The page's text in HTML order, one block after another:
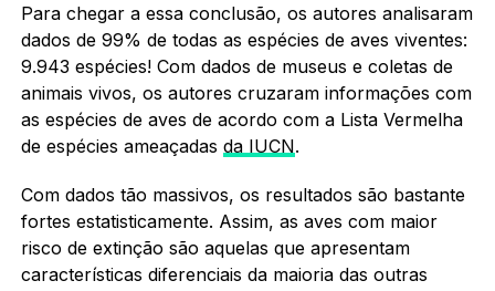
Para chegar a essa conclusão, os autores analisaram
dados de 99% de todas as espécies de aves viventes:
9.943 espécies! Com dados de museus e coletas de
animais vivos, os autores cruzaram informações com
as espécies de aves de acordo com a Lista Vermelha
de espécies ameaçadas da IUCN.
Com dados tão massivos, os resultados são bastante
fortes estatisticamente. Assim, as aves com maior
risco de extinção são aquelas que apresentam
características diferenciais da maioria das outras